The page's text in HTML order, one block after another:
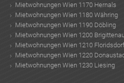
Mietwohnungen Wien 1170 Hernals
Mietwohnungen Wien 1180 Währing
Mietwohnungen Wien 1190 Döbling
Mietwohnungen Wien 1200 Brigittenau
Mietwohnungen Wien 1210 Floridsdorf
Mietwohnungen Wien 1220
Mietwohnungen Wien 1230 Liesing